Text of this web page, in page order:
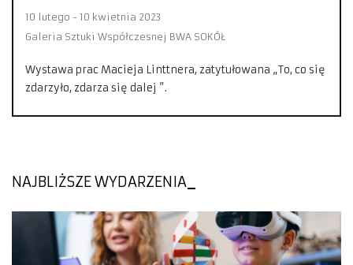
10 lutego - 10 kwietnia 2023
Galeria Sztuki Współczesnej BWA SOKÓŁ
Wystawa prac Macieja Linttnera, zatytułowana „To, co się
zdarzyło, zdarza się dalej ”.
NAJBLIŻSZE WYDARZENIA